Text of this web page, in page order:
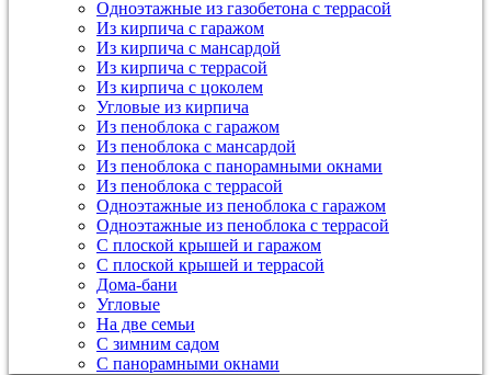
Одноэтажные из газобетона с террасой
Из кирпича с гаражом
Из кирпича с мансардой
Из кирпича с террасой
Из кирпича с цоколем
Угловые из кирпича
Из пеноблока с гаражом
Из пеноблока с мансардой
Из пеноблока с панорамными окнами
Из пеноблока с террасой
Одноэтажные из пеноблока с гаражом
Одноэтажные из пеноблока с террасой
С плоской крышей и гаражом
С плоской крышей и террасой
Дома-бани
Угловые
На две семьи
С зимним садом
С панорамными окнами